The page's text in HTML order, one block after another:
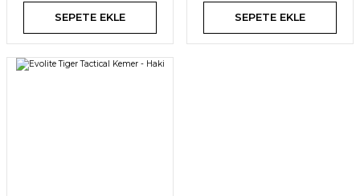
SEPETE EKLE SEPETE EKLE